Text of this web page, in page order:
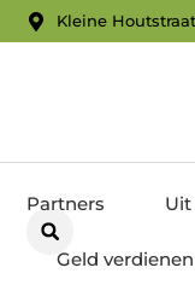
Kleine
Partners Uit
Geld